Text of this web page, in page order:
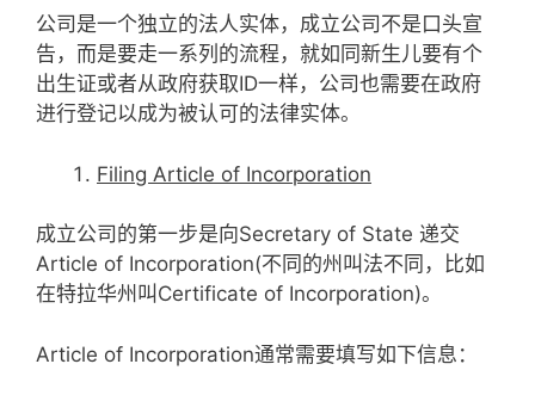
公司是一个独立的法人实体，成立公司不是口头宣
告，而是要走一系列的流程，就如同新生儿要有个
出生证或者从政府获取ID一样，公司也需要在政府
进行登记以成为被认可的法律实体。
Filing Article of Incorporation
成立公司的第一步是向Secretary of State 递交
Article of Incorporation(不同的州叫法不同，比如
在特拉华州叫Certificate of Incorporation)。
Article of Incorporation通常需要填写如下信息：